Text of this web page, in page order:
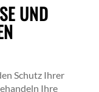
UND
Schutz Ihrer
Ihre